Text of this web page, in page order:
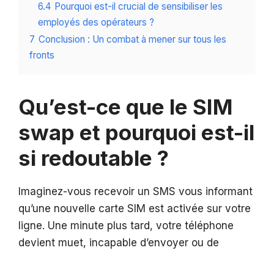
6.4 Pourquoi est-il crucial de sensibiliser les
employés des opérateurs ?
7 Conclusion : Un combat à mener sur tous les
fronts
Qu’est-ce que le SIM
swap et pourquoi est-il
si redoutable ?
Imaginez-vous recevoir un SMS vous informant
qu’une nouvelle carte SIM est activée sur votre
ligne. Une minute plus tard, votre téléphone
devient muet, incapable d’envoyer ou de